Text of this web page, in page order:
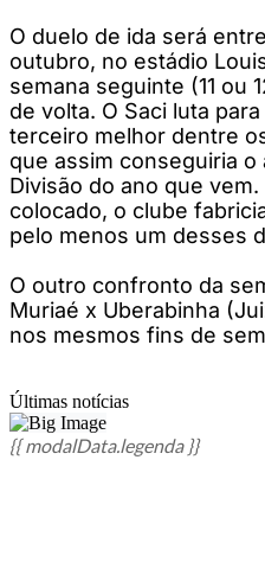
O duelo de ida será
outubro, no estádio
semana seguinte (11 ou
de volta. O Saci luta
terceiro melhor dentre
que assim conseguiria o
Divisão do ano que
colocado, o clube
pelo menos um desses
O outro confronto da
Muriaé x Uberabinha
nos mesmos fins de
Últimas notícias
{{ modalData.legenda }}